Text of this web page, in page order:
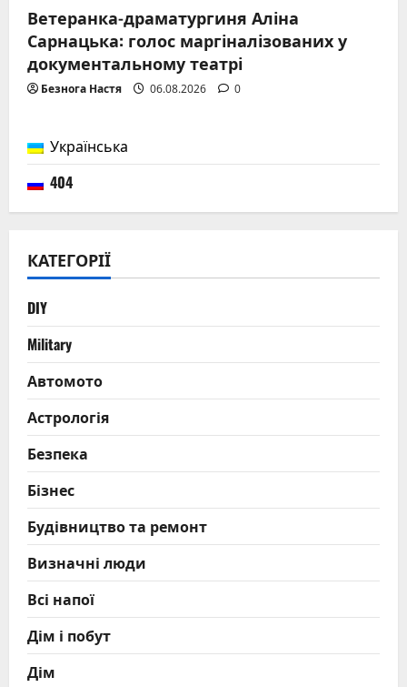
Ветеранка-драматургиня Аліна
Сарнацька: голос маргіналізованих у
документальному театрі
Безнога Настя 06.08.2026 0
Українська
404
КАТЕГОРІЇ
DIY
Military
Автомото
Астрологія
Безпека
Бізнес
Будівництво та ремонт
Визначні люди
Всі напої
Дім і побут
Дім